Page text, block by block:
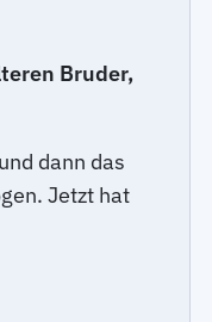
Bruder,
dann das
Jetzt hat